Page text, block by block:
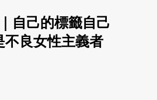
自己的標籤自己
不良女性主義者